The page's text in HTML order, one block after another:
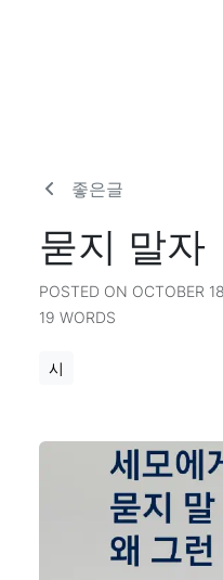
좋은글
묻지 말자
POSTED ON OCTOBER
19 WORDS
시